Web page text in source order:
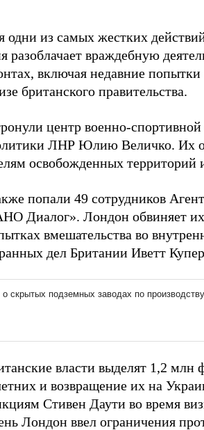
одни из самых жестких
разоблачает враждебную
включая недавние
британского правительства.
центр военно-
ЛНР Юлию Величко. Их
освобожденных
попали 49 сотрудников
Диалог». Лондон обвиняет
вмешательства во
дел Британии Иветт
власти выделят 1,2 млн
и возвращение их на
Стивен Даути во время
Лондон ввел ограничения